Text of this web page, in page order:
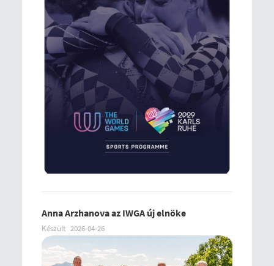
Anna Arzhanova az IWGA új elnöke
Készült 2026-04-26